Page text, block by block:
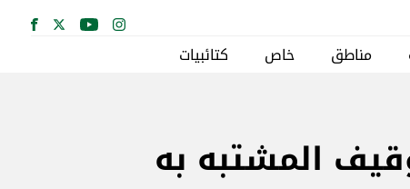
مناطق خاص كتائبيات
المشتبه به